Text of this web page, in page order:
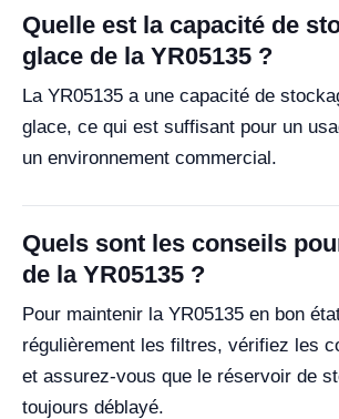
Quelle est la capacité de
glace de la YR05135 ?
La YR05135 a une capacité de
glace, ce qui est suffisant pour un
un environnement commercial.
Quels sont les conseils
de la YR05135 ?
Pour maintenir la YR05135 en bon
régulièrement les filtres, vérifiez les
et assurez-vous que le réservoir de
toujours déblayé.